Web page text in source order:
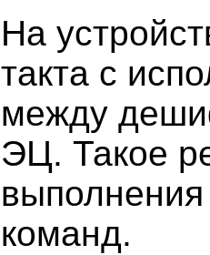
На
такта с
между
ЭЦ. Такое
команд.